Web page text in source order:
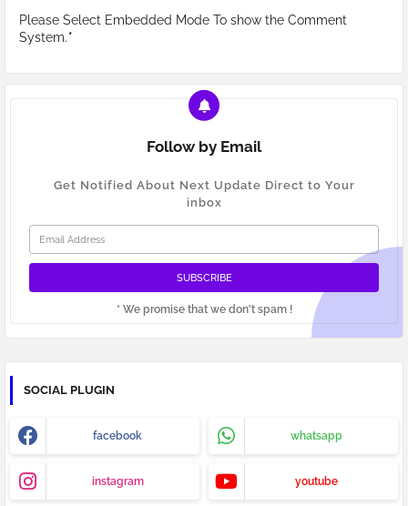
Please Select Embedded Mode To show the Comment
System.*
Follow by Email
Get Notified About Next Update Direct to Your
inbox
* We promise that we don't spam !
SOCIAL PLUGIN
facebook whatsapp
instagram youtube